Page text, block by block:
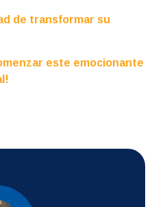
de transformar su
este emocionante